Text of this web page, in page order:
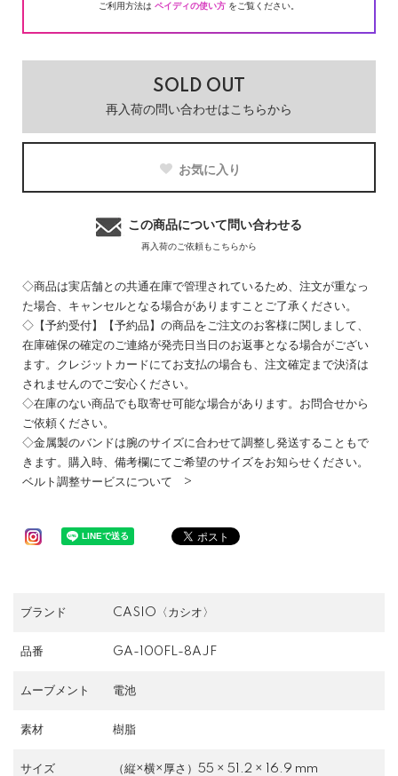
ご利用方法は ペイディの使い方 をご覧ください。
SOLD OUT
再入荷の問い合わせはこちらから
お気に入り
この商品について問い合わせる
再入荷のご依頼もこちらから
◇商品は実店舗との共通在庫で管理されているため、注文が重なっ
た場合、キャンセルとなる場合がありますことご了承ください。
◇【予約受付】【予約品】の商品をご注文のお客様に関しまして、
在庫確保の確定のご連絡が発売日当日のお返事となる場合がござい
ます。クレジットカードにてお支払の場合も、注文確定まで決済は
されませんのでご安心ください。
◇在庫のない商品でも取寄せ可能な場合があります。お問合せから
ご依頼ください。
◇金属製のバンドは腕のサイズに合わせて調整し発送することもで
きます。購入時、備考欄にてご希望のサイズをお知らせください。
ベルト調整サービスについて >
ブランド CASIO〈カシオ〉
品番 GA-100FL-8AJF
ムーブメント 電池
素材 樹脂
サイズ （縦×横×厚さ）55 × 51.2 × 16.9 mm